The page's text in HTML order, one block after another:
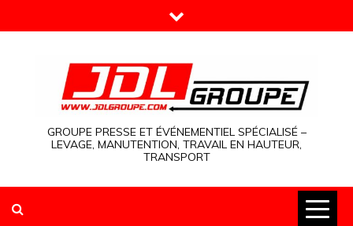
to
GROUPE PRESSE ET ÉVÉNEMENTIEL SPÉCIALISÉ –
LEVAGE, MANUTENTION, TRAVAIL EN HAUTEUR,
TRANSPORT